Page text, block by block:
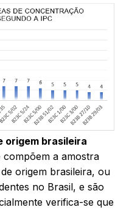
origem brasileira
a amostra
origem brasileira, ou
no Brasil, e são
verifica-se que